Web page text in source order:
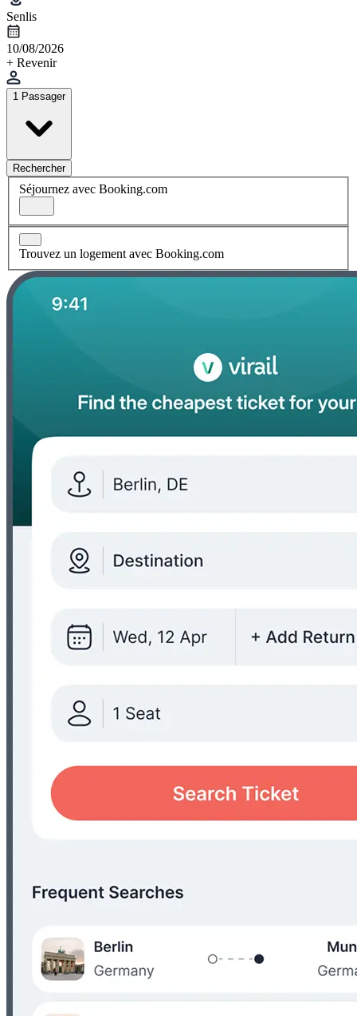
Senlis
10/08/2026
+ Revenir
1 Passager
Rechercher
Séjournez avec Booking.com
Trouvez un logement avec Booking.com